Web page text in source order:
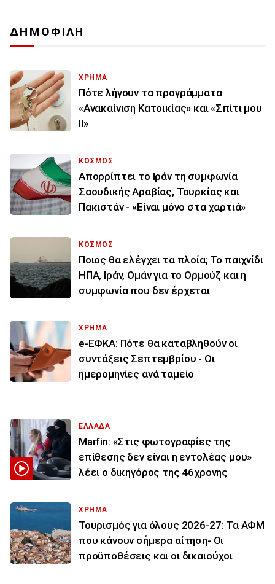
ΔΗΜΟΦΙΛΗ
ΧΡΗΜΑ
Πότε λήγουν τα προγράμματα
«Ανακαίνιση Κατοικίας» και «Σπίτι μου
ΙΙ»
ΚΟΣΜΟΣ
Απορρίπτει το Ιράν τη συμφωνία
Σαουδικής Αραβίας, Τουρκίας και
Πακιστάν - «Είναι μόνο στα χαρτιά»
ΚΟΣΜΟΣ
Ποιος θα ελέγχει τα πλοία; Το παιχνίδι
ΗΠΑ, Ιράν, Ομάν για το Ορμούζ και η
συμφωνία που δεν έρχεται
ΧΡΗΜΑ
e-ΕΦΚΑ: Πότε θα καταβληθούν οι
συντάξεις Σεπτεμβρίου - Οι
ημερομηνίες ανά ταμείο
ΕΛΛΑΔΑ
Marfin: «Στις φωτογραφίες της
επίθεσης δεν είναι η εντολέας μου»
λέει ο δικηγόρος της 46χρονης
ΧΡΗΜΑ
Τουρισμός για όλους 2026-27: Τα ΑΦΜ
που κάνουν σήμερα αίτηση- Οι
προϋποθέσεις και οι δικαιούχοι